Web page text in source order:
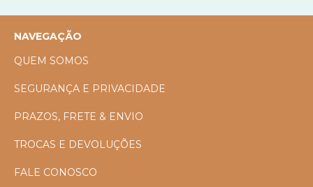
NAVEGAÇÃO
QUEM SOMOS
SEGURANÇA E PRIVACIDADE
PRAZOS, FRETE & ENVIO
TROCAS E DEVOLUÇÕES
FALE CONOSCO